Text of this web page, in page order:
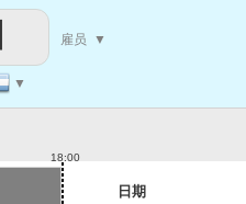
▼
雇员 ▼
18:00
日期